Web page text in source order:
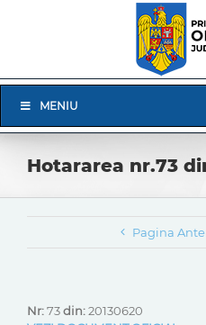
Navigation
MENIU
Hotararea nr.73
Pagina
Nr:73din:20130620